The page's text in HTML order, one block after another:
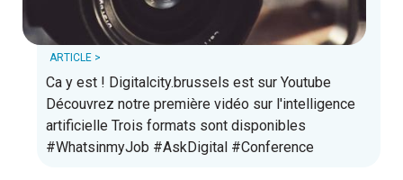
ARTICLE >
Ca y est ! Digitalcity.brussels est sur Youtube
Découvrez notre première vidéo sur l'intelligence
artificielle Trois formats sont disponibles
#WhatsinmyJob #AskDigital #Conference